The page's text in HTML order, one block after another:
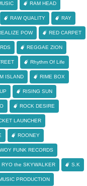
RAM HEAD
RAW QUALITY RAY
POW RED CARPET
REGGAE ZION
Rhythm Of Life
ISLAND RIME BOX
RISING SUN
ROCK DESIRE
LAUNCHER
ROONEY
FUNK RECORDS
RYO the SKYWALKER S.K
PRODUCTION